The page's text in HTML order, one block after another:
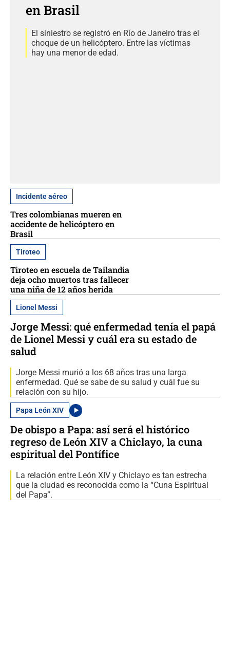
en Brasil
El siniestro se registró en Río de Janeiro tras el
choque de un helicóptero. Entre las víctimas
hay una menor de edad.
Incidente aéreo
Tres colombianas mueren en
accidente de helicóptero en
Brasil
Tiroteo
Tiroteo en escuela de Tailandia
deja ocho muertos tras fallecer
una niña de 12 años herida
Lionel Messi
Jorge Messi: qué enfermedad tenía el papá
de Lionel Messi y cuál era su estado de
salud
Jorge Messi murió a los 68 años tras una larga
enfermedad. Qué se sabe de su salud y cuál fue su
relación con su hijo.
Papa León XIV
De obispo a Papa: así será el histórico
regreso de León XIV a Chiclayo, la cuna
espiritual del Pontífice
La relación entre León XIV y Chiclayo es tan estrecha
que la ciudad es reconocida como la “Cuna Espiritual
del Papa”.